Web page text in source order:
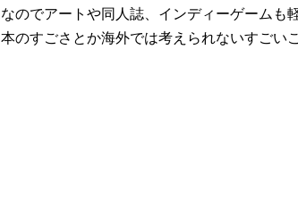
なのでアートや同人誌、インディーゲームも
本のすごさとか海外では考えられないすごい